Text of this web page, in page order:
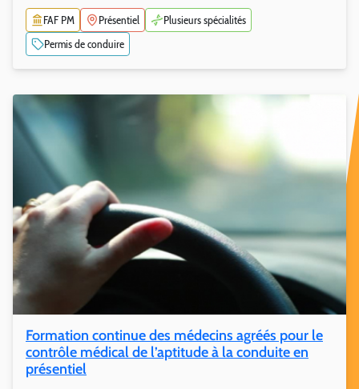
FAF PM Présentiel
Plusieurs spécialités
Permis de conduire
Formation continue des médecins agréés pour le
contrôle médical de l’aptitude à la conduite en
présentiel